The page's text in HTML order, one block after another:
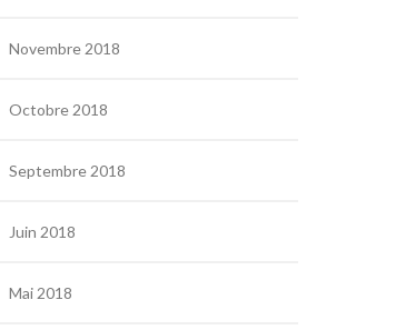
Novembre 2018
Octobre 2018
Septembre 2018
Juin 2018
Mai 2018